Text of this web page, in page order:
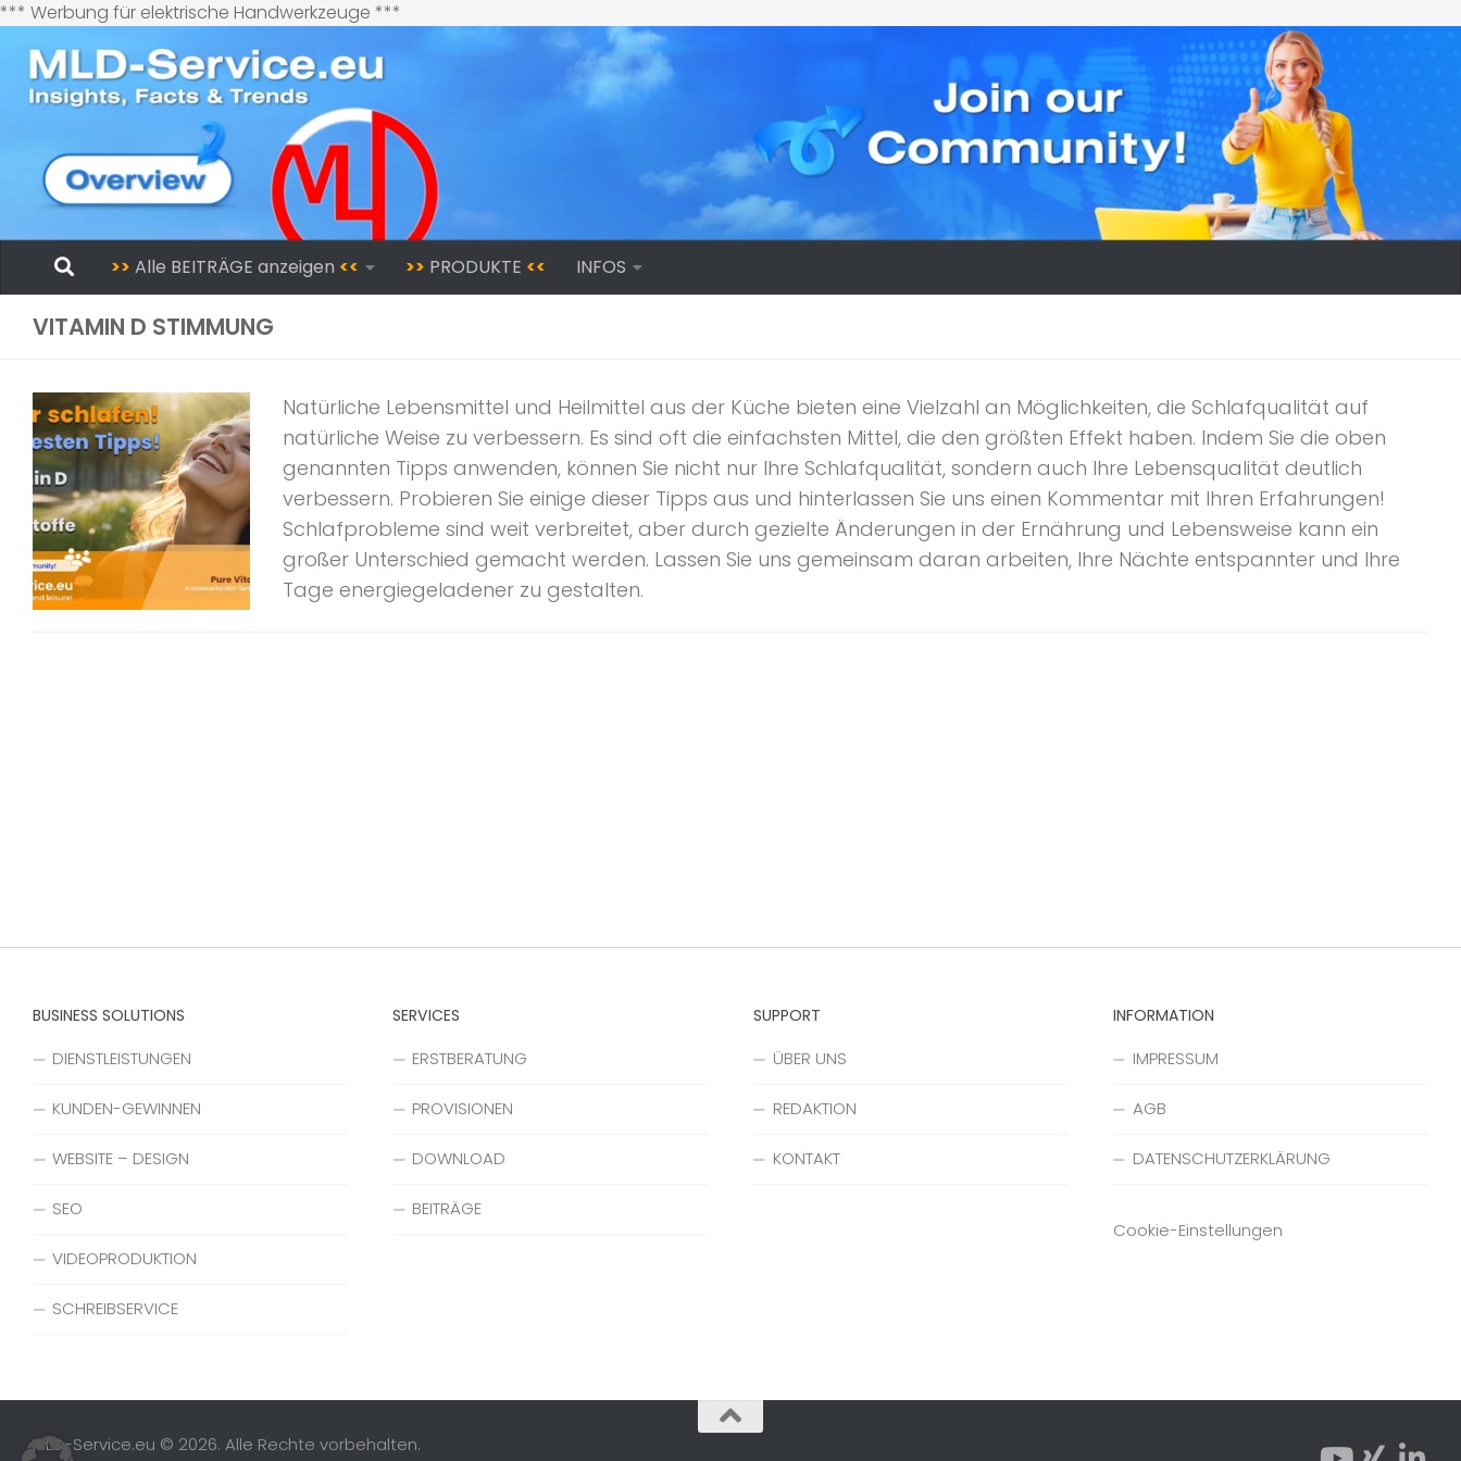
*** Werbung für elektrische Handwerkzeuge ***
Inhalt
springen
Zum Inhalt springen
>> Alle BEITRÄGE anzeigen << >> PRODUKTE << INFOS
VITAMIN D STIMMUNG
Natürliche Lebensmittel und Heilmittel aus der Küche bieten eine Vielzahl an Möglichkeiten, die Schlafqualität auf
natürliche Weise zu verbessern. Es sind oft die einfachsten Mittel, die den größten Effekt haben. Indem Sie die oben
genannten Tipps anwenden, können Sie nicht nur Ihre Schlafqualität, sondern auch Ihre Lebensqualität deutlich
verbessern. Probieren Sie einige dieser Tipps aus und hinterlassen Sie uns einen Kommentar mit Ihren Erfahrungen!
Schlafprobleme sind weit verbreitet, aber durch gezielte Änderungen in der Ernährung und Lebensweise kann ein
großer Unterschied gemacht werden. Lassen Sie uns gemeinsam daran arbeiten, Ihre Nächte entspannter und Ihre
Tage energiegeladener zu gestalten.
BUSINESS SOLUTIONS
DIENSTLEISTUNGEN
KUNDEN-GEWINNEN
WEBSITE – DESIGN
SEO
VIDEOPRODUKTION
SCHREIBSERVICE
SERVICES
ERSTBERATUNG
PROVISIONEN
DOWNLOAD
BEITRÄGE
SUPPORT
ÜBER UNS
REDAKTION
KONTAKT
INFORMATION
IMPRESSUM
AGB
DATENSCHUTZERKLÄRUNG
Cookie-Einstellungen
MLD-Service.eu © 2026. Alle Rechte vorbehalten.